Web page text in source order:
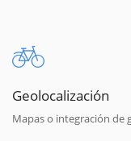
Geolocalización
Mapas o integración de